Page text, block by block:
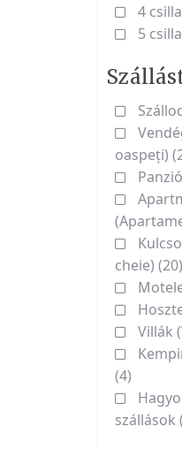
4
5
oaspeți)
cheie) (20)
Villák
(4)
szállások